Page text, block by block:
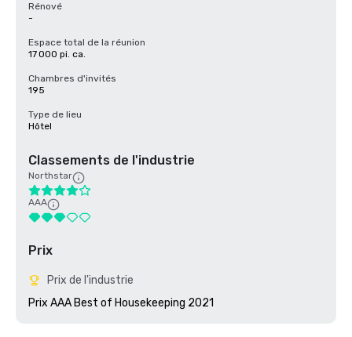
Rénové
-
Espace total de la réunion
17 000 pi. ca.
Chambres d'invités
195
Type de lieu
Hôtel
Classements de l'industrie
Northstar
AAA
Prix
Prix de l'industrie
Prix AAA Best of Housekeeping 2021